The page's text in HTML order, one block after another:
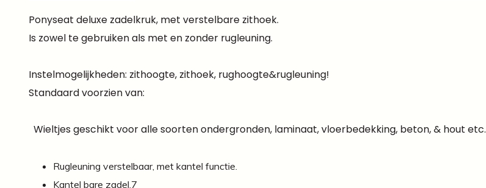
Ponyseat deluxe zadelkruk, met verstelbare zithoek.
Is zowel te gebruiken als met en zonder rugleuning.
Instelmogelijkheden: zithoogte, zithoek, rughoogte&rugleuning!
Standaard voorzien van:
Wieltjes geschikt voor alle soorten ondergronden, laminaat, vloerbedekking, beton, & hout etc.
Rugleuning verstelbaar, met kantel functie.
Kantel bare zadel.7